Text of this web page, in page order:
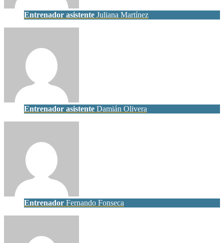
Entrenador asistente Juliana Martínez
Entrenador asistente Damián Olivera
Entrenador Fernando Fonseca